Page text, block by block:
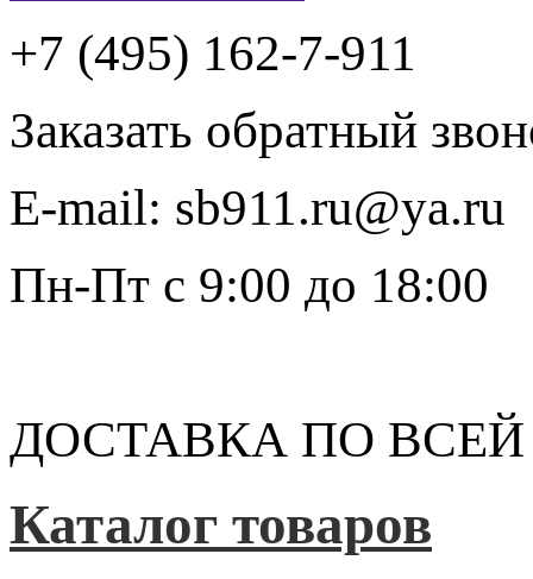
+7 (495) 162-7-911
Заказать обратный
E-mail: sb911.ru@ya.ru
Пн-Пт с 9:00 до 18:00
ДОСТАВКА ПО
Каталог товаров